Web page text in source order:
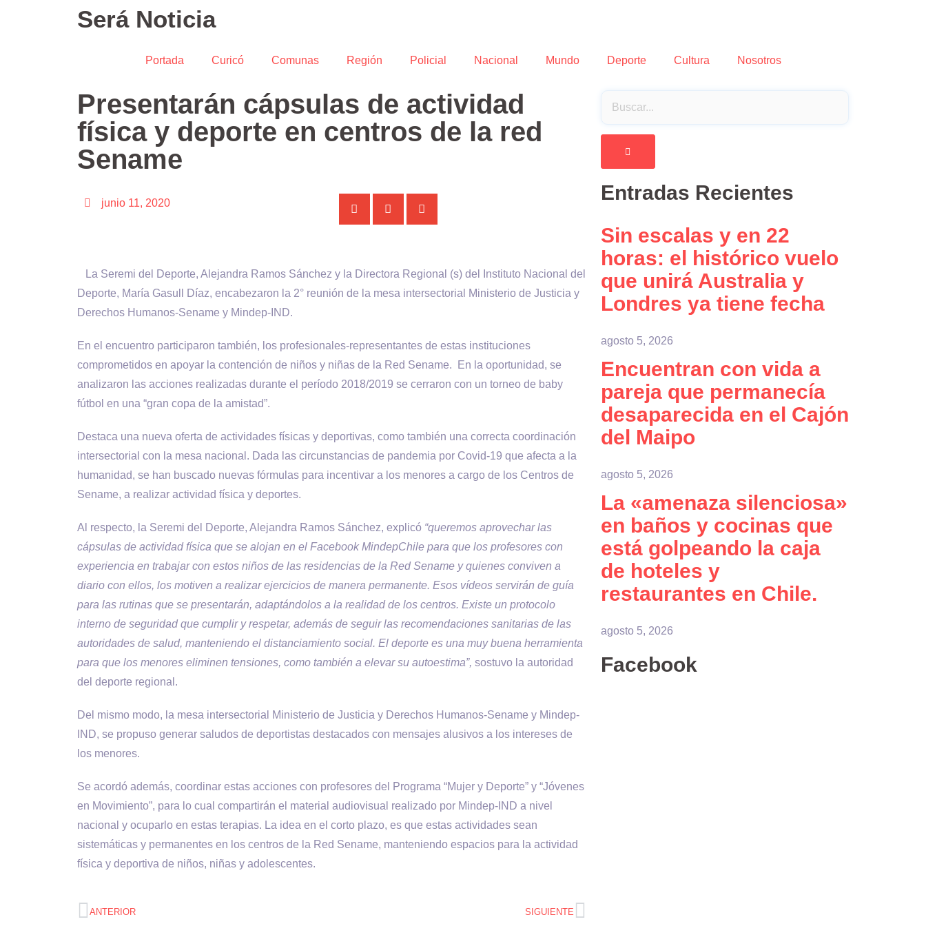
Será Noticia
Portada Curicó Comunas Región Policial Nacional Mundo Deporte Cultura Nosotros
Presentarán cápsulas de actividad
física y deporte en centros de la red
Sename
junio 11, 2020
La Seremi del Deporte, Alejandra Ramos Sánchez y la Directora Regional (s) del Instituto Nacional del
Deporte, María Gasull Díaz, encabezaron la 2° reunión de la mesa intersectorial Ministerio de Justicia y
Derechos Humanos-Sename y Mindep-IND.
En el encuentro participaron también, los profesionales-representantes de estas instituciones
comprometidos en apoyar la contención de niños y niñas de la Red Sename. En la oportunidad, se
analizaron las acciones realizadas durante el período 2018/2019 se cerraron con un torneo de baby
fútbol en una “gran copa de la amistad”.
Destaca una nueva oferta de actividades físicas y deportivas, como también una correcta coordinación
intersectorial con la mesa nacional. Dada las circunstancias de pandemia por Covid-19 que afecta a la
humanidad, se han buscado nuevas fórmulas para incentivar a los menores a cargo de los Centros de
Sename, a realizar actividad física y deportes.
Al respecto, la Seremi del Deporte, Alejandra Ramos Sánchez, explicó “queremos aprovechar las
cápsulas de actividad física que se alojan en el Facebook MindepChile para que los profesores con
experiencia en trabajar con estos niños de las residencias de la Red Sename y quienes conviven a
diario con ellos, los motiven a realizar ejercicios de manera permanente. Esos vídeos servirán de guía
para las rutinas que se presentarán, adaptándolos a la realidad de los centros. Existe un protocolo
interno de seguridad que cumplir y respetar, además de seguir las recomendaciones sanitarias de las
autoridades de salud, manteniendo el distanciamiento social. El deporte es una muy buena herramienta
para que los menores eliminen tensiones, como también a elevar su autoestima”, sostuvo la autoridad
del deporte regional.
Del mismo modo, la mesa intersectorial Ministerio de Justicia y Derechos Humanos-Sename y Mindep-
IND, se propuso generar saludos de deportistas destacados con mensajes alusivos a los intereses de
los menores.
Se acordó además, coordinar estas acciones con profesores del Programa “Mujer y Deporte” y “Jóvenes
en Movimiento”, para lo cual compartirán el material audiovisual realizado por Mindep-IND a nivel
nacional y ocuparlo en estas terapias. La idea en el corto plazo, es que estas actividades sean
sistemáticas y permanentes en los centros de la Red Sename, manteniendo espacios para la actividad
física y deportiva de niños, niñas y adolescentes.
ANTERIOR SIGUIENTE
Entradas Recientes
Sin escalas y en 22
horas: el histórico vuelo
que unirá Australia y
Londres ya tiene fecha
agosto 5, 2026
Encuentran con vida a
pareja que permanecía
desaparecida en el Cajón
del Maipo
agosto 5, 2026
La «amenaza silenciosa»
en baños y cocinas que
está golpeando la caja
de hoteles y
restaurantes en Chile.
agosto 5, 2026
Facebook